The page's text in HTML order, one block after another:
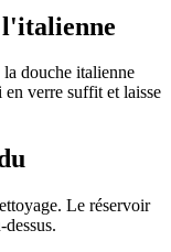
l'italienne
la douche italienne
verre suffit et laisse
Le réservoir